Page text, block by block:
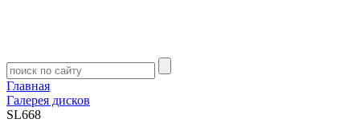
Главная
Галерея дисков
SL668